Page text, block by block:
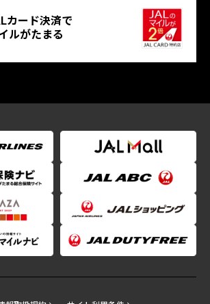
カード決済で
ルがたまる